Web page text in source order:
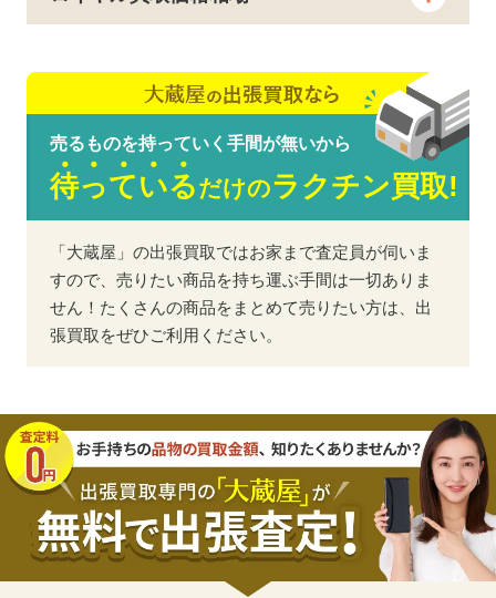
ック ブレス 79030N
チューダー ブラックベイ 58 ブラ
ック ブラウンレザー 79030N
313,000円
チューダー ブラックベイ 58 ブラ
ック ファブリック 79030N
チューダー ブラックベイ 58 ブル
ー ブレス 79030B
270,000 円
チューダー ブラックベイ 58 ブル
ー ファブリック 79030B
290,000円
チューダー ブラックベイ レッド
ブレス 79230R
290,000 円
チューダー ブラックベイ レッド
売るものを持っていく手間が無いから
待っているだけのラクチン買取!
「大蔵屋」の出張買取ではお家まで査定員が伺いま
すので、売りたい商品を持ち運ぶ手間は一切ありま
せん！たくさんの商品をまとめて売りたい方は、出
張買取をぜひご利用ください。